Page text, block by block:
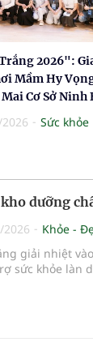
2026":
Mầm Hy
Cơ Sở Ninh
Sức khỏe
dưỡng
2026
Khỏe -
giải nhiệt
sức khỏe làn